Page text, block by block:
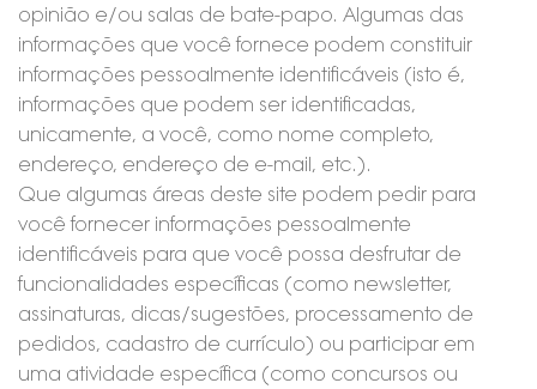
opinião e/ou salas de bate-papo. Algumas das
informações que você fornece podem constituir
informações pessoalmente identificáveis (isto é,
informações que podem ser identificadas,
unicamente, a você, como nome completo,
endereço, endereço de e-mail, etc.).
Que algumas áreas deste site podem pedir para
você fornecer informações pessoalmente
identificáveis para que você possa desfrutar de
funcionalidades específicas (como newsletter,
assinaturas, dicas/sugestões, processamento de
pedidos, cadastro de currículo) ou participar em
uma atividade específica (como concursos ou